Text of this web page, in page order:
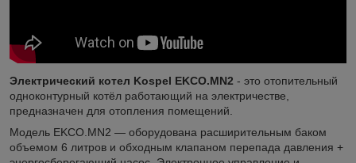
Электрический котел Kospel EKCO.MN2 - это отопительный
одноконтурный котёл работающий на электричестве,
предназначен для отопления помещений.
Модель EKCO.MN2 — оборудована расширительным баком
объемом 6 литров и обходным клапаном перепада давления +